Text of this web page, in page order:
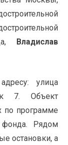
Владислав
улица
7. Объект
по программе
Рядом
остановки, а